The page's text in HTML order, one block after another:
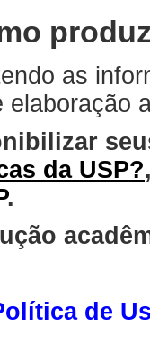
as
elaboração
da USP?
.
de